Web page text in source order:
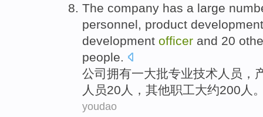
The company has a large
personnel
product development
development officer and 20
people.
公司 拥有一大批专业技术 人员 ，
人员20人 ， 其他职工大约200人
youdao